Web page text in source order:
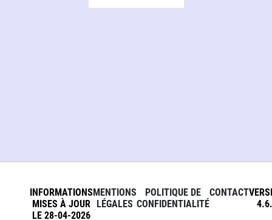
INFORMATIONS
MISES À JOUR
LE 28-04-2026
MENTIONS
LÉGALES
POLITIQUE DE
CONFIDENTIALITÉ
CONTACT